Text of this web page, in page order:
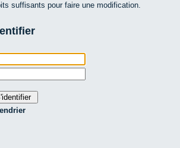
suffisants pour faire une modification.